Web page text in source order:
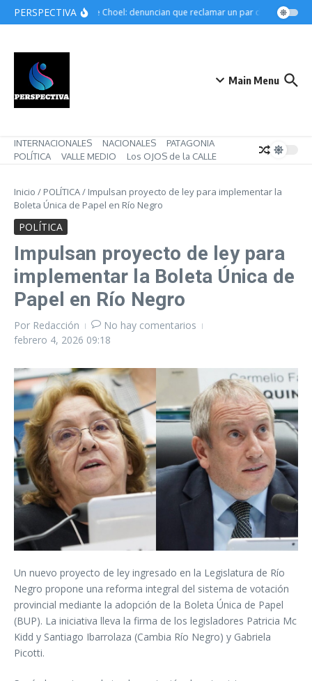
Saltar al contenido
PERSPECTIVAChoele Choel: denuncian que reclamar un par de botines
Main Menu
INTERNACIONALES NACIONALES
PATAGONIA
POLÍTICA
VALLE MEDIO Los OJOS de la CALLE
Inicio / POLÍTICA/ Impulsan proyecto de ley para implementar la
Boleta Única de Papel en Río Negro
POLÍTICA
Impulsan proyecto de ley para
implementar la Boleta Única de
Papel en Río Negro
Por Redacción
No hay comentarios
febrero 4, 2026 09:18
Un nuevo proyecto de ley ingresado en la Legislatura de Río
Negro propone una reforma integral del sistema de votación
provincial mediante la adopción de la Boleta Única de Papel
(BUP). La iniciativa lleva la firma de los legisladores Patricia Mc
Kidd y Santiago Ibarrolaza (Cambia Río Negro) y Gabriela
Picotti.